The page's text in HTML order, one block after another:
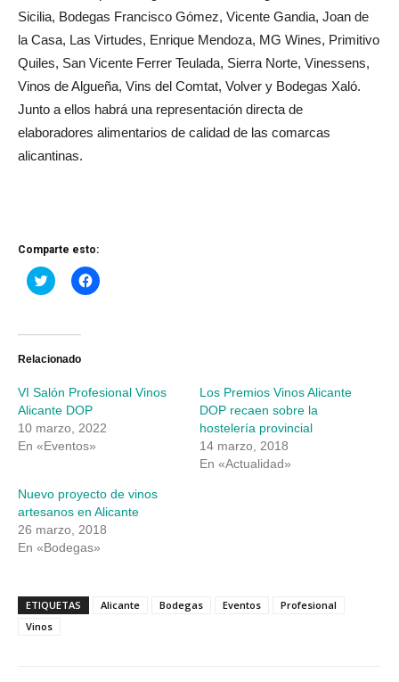
Sicilia, Bodegas Francisco Gómez, Vicente Gandia, Joan de
la Casa, Las Virtudes, Enrique Mendoza, MG Wines, Primitivo
Quiles, San Vicente Ferrer Teulada, Sierra Norte, Vinessens,
Vinos de Algueña, Vins del Comtat, Volver y Bodegas Xaló.
Junto a ellos habrá una representación directa de
elaboradores alimentarios de calidad de las comarcas
alicantinas.
Comparte esto:
Haz
clic
Twitter
abre
ventana
nueva)
Haz
clic
ventana
Relacionado
VI Salón Profesional Vinos
Alicante DOP
10 marzo, 2022
En «Eventos»
Los Premios Vinos Alicante
DOP recaen sobre la
hostelería provincial
14 marzo, 2018
En «Actualidad»
Nuevo proyecto de vinos
artesanos en Alicante
26 marzo, 2018
En «Bodegas»
ETIQUETAS Alicante Bodegas Eventos
Profesional
Vinos